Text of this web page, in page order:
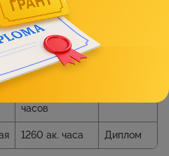
p112321/
часов
1260 ак. часа Диплом